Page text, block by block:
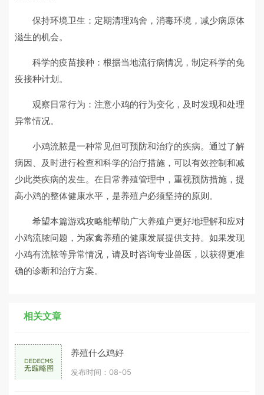
保持环境卫生：定期清理鸡舍，消毒环境，减少病原体
滋生的机会。
科学的疫苗接种：根据当地流行病情况，制定科学的免
疫接种计划。
观察日常行为：注意小鸡的行为变化，及时发现和处理
异常情况。
小鸡流脓是一种常见但可预防和治疗的疾病。通过了解
病因、及时进行检查和科学的治疗措施，可以有效控制和减
少此类疾病的发生。在日常养殖管理中，重视预防措施，提
高小鸡的整体健康水平，是养殖户必须坚持的原则。
希望本篇游戏攻略能帮助广大养殖户更好地理解和应对
小鸡流脓问题，为家禽养殖的健康发展提供支持。如果发现
小鸡有流脓等异常情况，请及时咨询专业兽医，以获得更准
确的诊断和治疗方案。
相关文章
养殖什么鸡好
发布时间：08-05